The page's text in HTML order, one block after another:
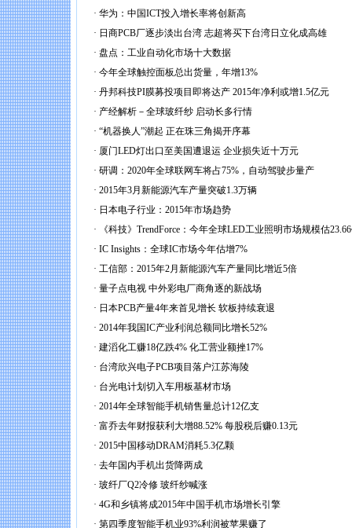
· 华为：中国ICT投入增长率将创新高
· 日商PCB厂逐步淡出台湾 志超将买下台湾日立化成高雄
· 盘点：工业自动化市场十大数据
· 今年全球触控面板总出货量，年增13%
· 丹邦科技PI膜募投项目即将达产 2015年净利或增1.5亿元
· 产经解析－全球玻纤纱 启动长多行情
· “机器换人”潮起 正在珠三角揭开序幕
· 厦门LED灯出口至美国遭退运 企业损失近十万元
· 研调：2020年全球联网车将占75%，自动驾驶步量产
· 2015年3月新能源汽车产量突破1.3万辆
· 日本电子行业：2015年市场趋势
·
《科技》TrendForce：今年全球LED工业照明市场规模估
· IC Insights：全球IC市场今年估增7%
· 工信部：2015年2月新能源汽车产量同比增近5倍
· 量子点电视 中外彩电厂商角逐的新战场
· 日本PCB产量4年来首见增长 软板持续衰退
· 2014年我国IC产业利润总额同比增长52%
· 建滔化工赚18亿跌4% 化工营业额挫17%
· 台湾欣兴电子PCB项目落户江苏海陵
· 台光电计划切入车用板基材市场
· 2014年全球智能手机销售量总计12亿支
· 富乔去年财报获利大增88.52% 每股税后赚0.13元
· 2015中国移动DRAM消耗5.3亿颗
· 去年国内手机出货降两成
· 玻纤厂Q2冷修 玻纤纱喊涨
· 4G和乡镇将成2015年中国手机市场增长引擎
· 第四季度智能手机业93%利润被苹果赚了